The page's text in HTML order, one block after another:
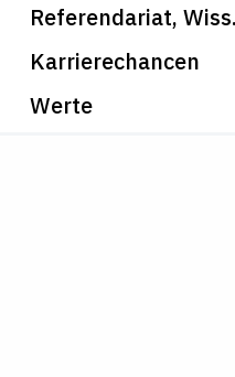
Referendariat,
Karrierechancen
Werte